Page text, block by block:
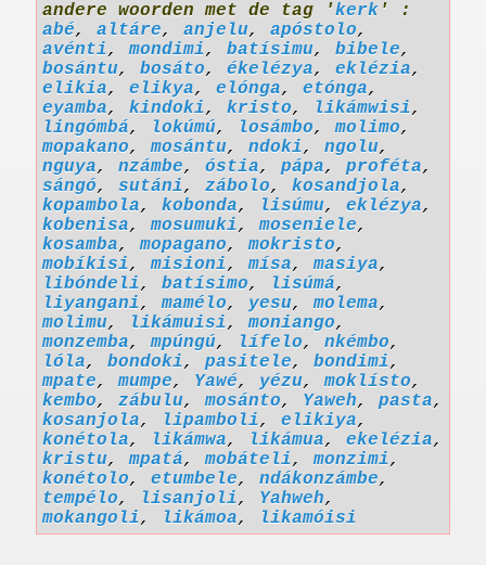
andere woorden met de tag 'kerk ' :
abé, altáre, anjelu, apóstolo,
avénti,mondimi, batísimu, bibele,
bosántu, bosáto, ékelézya, eklézia,
elikia, elikya, elónga, etónga,
eyamba, kindoki, kristo, likámwisi,
lingómbá, lokúmú, losámbo,molimo,
mopakano,mosántu, ndoki, ngolu,
nguya, nzámbe, óstia, pápa, proféta,
sángó, sutáni, zábolo, kosandjola,
kopambola, kobonda, lisúmu, eklézya,
kobenisa,mosumuki,moseniele,
kosamba,mopagano,mokristo,
mobíkisi,misioni,mísa,masiya,
libóndeli, batísimo, lisúmá,
liyangani,mamélo, yesu,molema,
molimu, likámuisi,moniango,
monzemba,mpúngú, lífelo, nkémbo,
lóla, bondoki, pasitele, bondimi,
mpate,mumpe, Yawé, yézu,moklísto,
kembo, zábulu,mosánto, Yaweh, pasta,
kosanjola, lipamboli, elikiya,
konétola, likámwa, likámua, ekelézia,
kristu,mpatá,mobáteli,monzimi,
konétolo, etumbele, ndákonzámbe,
tempélo, lisanjoli, Yahweh,
mokangoli, likámoa, likamóisi